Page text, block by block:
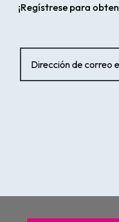
¡Regístrese para